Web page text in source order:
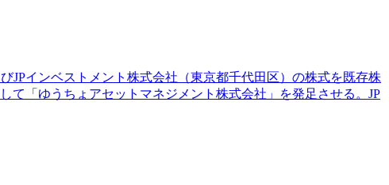
JPインベストメント株式会社（東京都千代田区）の株式を既存株
て「ゆうちょアセットマネジメント株式会社」を発足させる。JP